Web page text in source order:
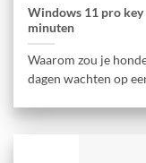
Windows 11 pro
minuten
Waarom zou je
dagen wachten op